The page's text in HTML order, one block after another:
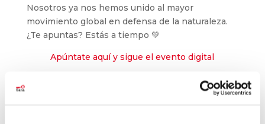
Nosotros ya nos hemos unido al mayor
movimiento global en defensa de la naturaleza.
¿Te apuntas? Estás a tiempo 💚
Apúntate aquí y sigue el evento digital